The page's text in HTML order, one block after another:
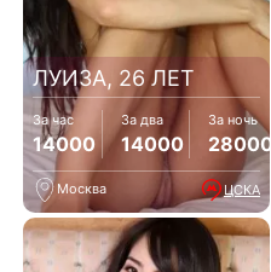
ЛУИЗА, 26 ЛЕТ
За час
14000
За два
14000
За ночь
28000
Москва ЦСКА